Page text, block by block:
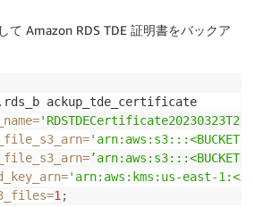
て Amazon RDS TDE 証明書をバックア
. rds_b ackup_tde_certificate
=
='arn:aws:s3:::<BUCKET-
=’arn:aws:s3:::<BUCKET-
='arn:aws:kms:us-east-
=1;